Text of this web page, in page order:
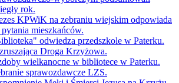
rok.
KPWiK na zebraniu wiejskim odpowiada
pytania mieszkańców.
odwiedza przedszkole w Paterku.
Droga Krzyżowa.
wielkanocne w bibliotece w Paterku.
sprawozdawcze LZS.